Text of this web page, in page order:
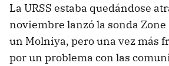
La URSS estaba quedándose
noviembre lanzó la sonda
un Molniya, pero una vez más
por un problema con las